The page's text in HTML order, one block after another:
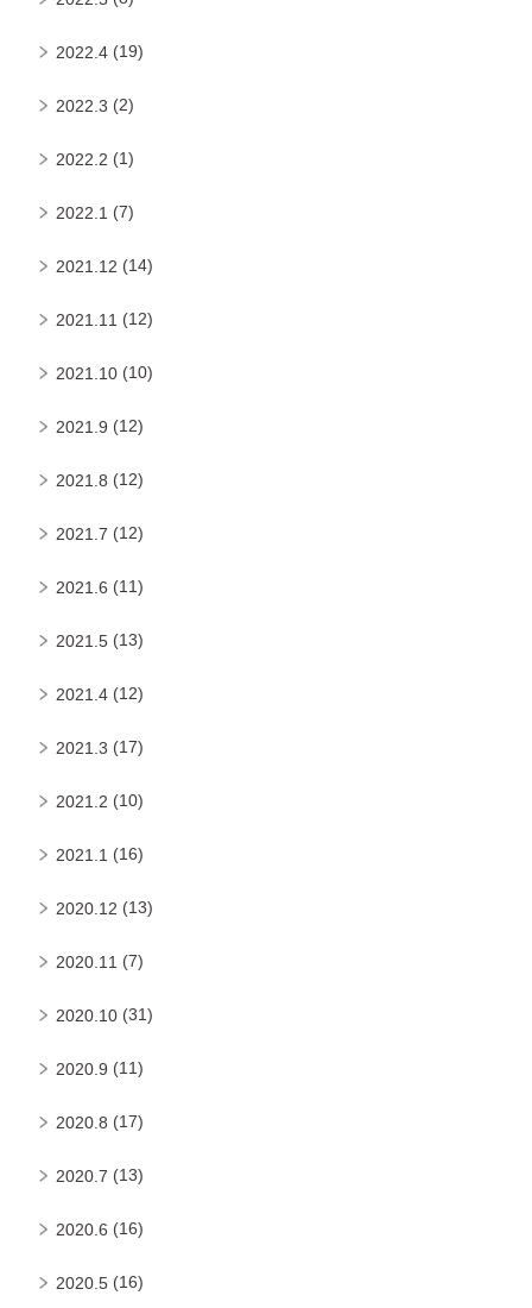
2022.4 (19)
2022.3 (2)
2022.2 (1)
2022.1 (7)
2021.12 (14)
2021.11 (12)
2021.10 (10)
2021.9 (12)
2021.8 (12)
2021.7 (12)
2021.6 (11)
2021.5 (13)
2021.4 (12)
2021.3 (17)
2021.2 (10)
2021.1 (16)
2020.12 (13)
2020.11 (7)
2020.10 (31)
2020.9 (11)
2020.8 (17)
2020.7 (13)
2020.6 (16)
2020.5 (16)